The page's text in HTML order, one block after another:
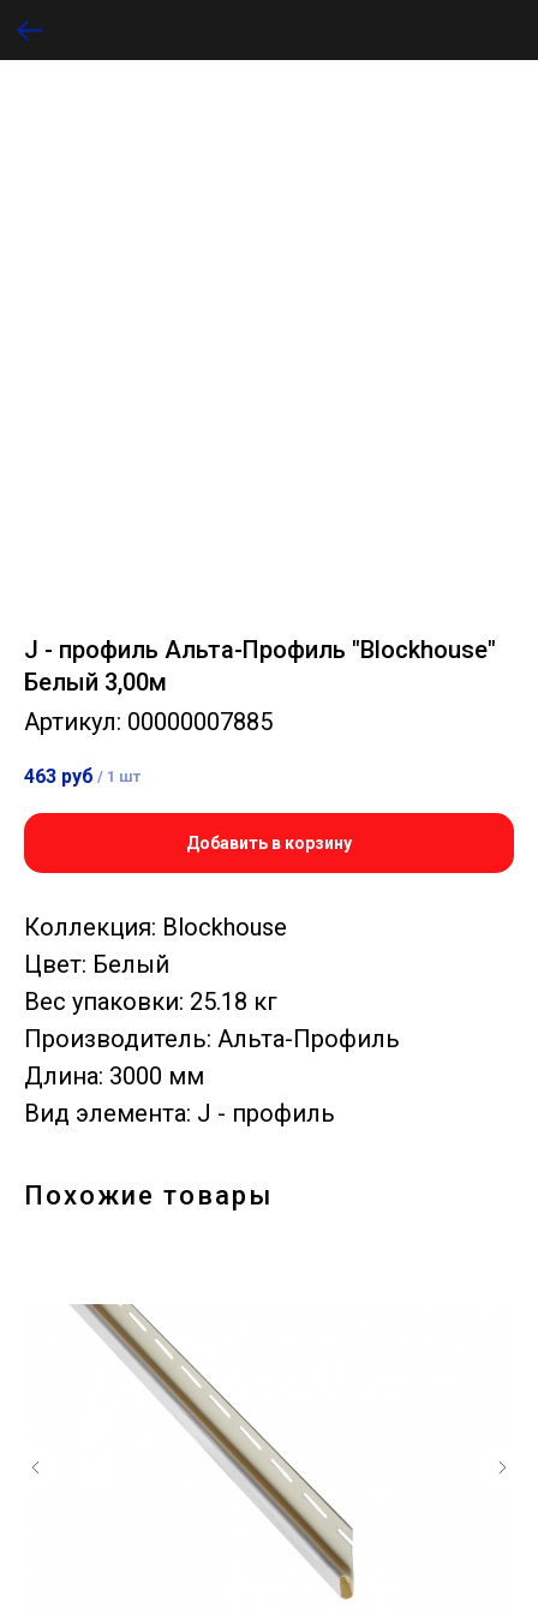
J - профиль Альта-Профиль "Blockhouse"
Белый 3,00м
Артикул: 00000007885
463 руб / 1 шт
Добавить в корзину
Коллекция: Blockhouse
Цвет: Белый
Вес упаковки: 25.18 кг
Производитель: Альта-Профиль
Длина: 3000 мм
Вид элемента: J - профиль
Похожие товары